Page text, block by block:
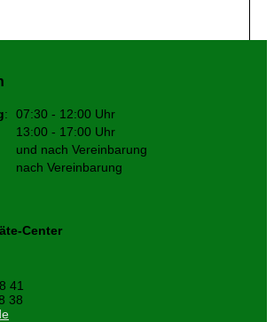
:
07:30 - 12:00 Uhr
13:00 - 17:00 Uhr
und nach Vereinbarung
nach Vereinbarung
Center
41
38